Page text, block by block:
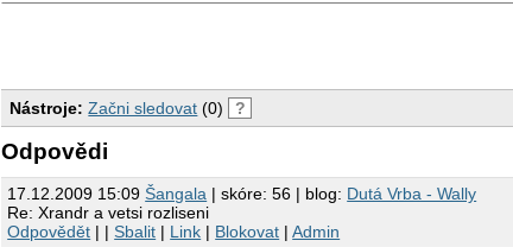
Nástroje: Začni sledovat (0) ?
Odpovědi
17.12.2009 15:09Šangala | skóre: 56 | blog: Dutá Vrba - Wally
Re: Xrandr a vetsi rozliseni
Odpovědět | |Sbalit | Link | Blokovat |Admin